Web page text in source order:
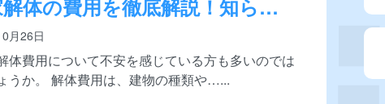
体の費用を徹底解説！知らな
る賢い節約術と実際の相場
月26日
体費用について不安を感じている方も多いのでは
うか。 解体費用は、建物の種類や…